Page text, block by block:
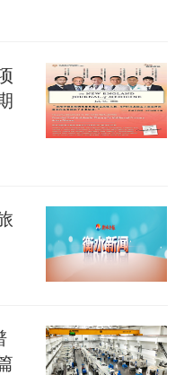
划”，涵盖最高2
服务卡”8项专属
工程专业赵同学
贴到细致入微的服
招聘、“人才夜
特色活动，与高校
等持续引才，吸引
业。市人社局相